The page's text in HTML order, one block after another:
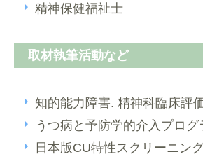
精神保健福祉士
取材執筆活動など
知的能力障害. 精神科臨床評
うつ病と予防学的介入プログ
日本版CU特性スクリーニン